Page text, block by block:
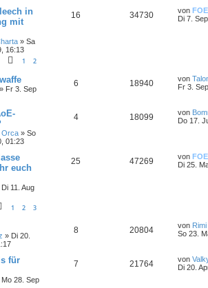
in
mit
» Sa
16:13
1 2
16 34730 von FOE
Di 7.
» Fr 3. Sep
6 18940 von
Fr 3.
Orca » So
01:23
4 18099 von
Do 17.
euch
Di 11. Aug
1 2 3
25 47269 von FOE
Di 25.
» Di 20.
8 20804 von Rimi
So 23.
für
Mo 28. Sep
7 21764 von
Di 20.